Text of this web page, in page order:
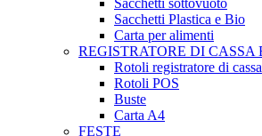
Sacchetti sottovuoto
Sacchetti Plastica e Bio
Carta per alimenti
REGISTRATORE DI
Rotoli registratore di cassa
Rotoli POS
Buste
Carta A4
FESTE